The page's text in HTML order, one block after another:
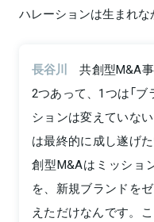
ハレーションは生まれな
長谷川
共創型M&A
2つあって、1つは「
ションは変えていな
は最終的に成し遂げ
創型M&Aはミッショ
を、新規ブランドを
えただけなんです。